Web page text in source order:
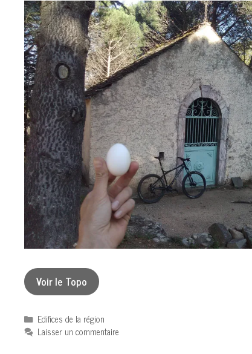
Voir le Topo
Catégories
Edifices de la région
Laisser un commentaire